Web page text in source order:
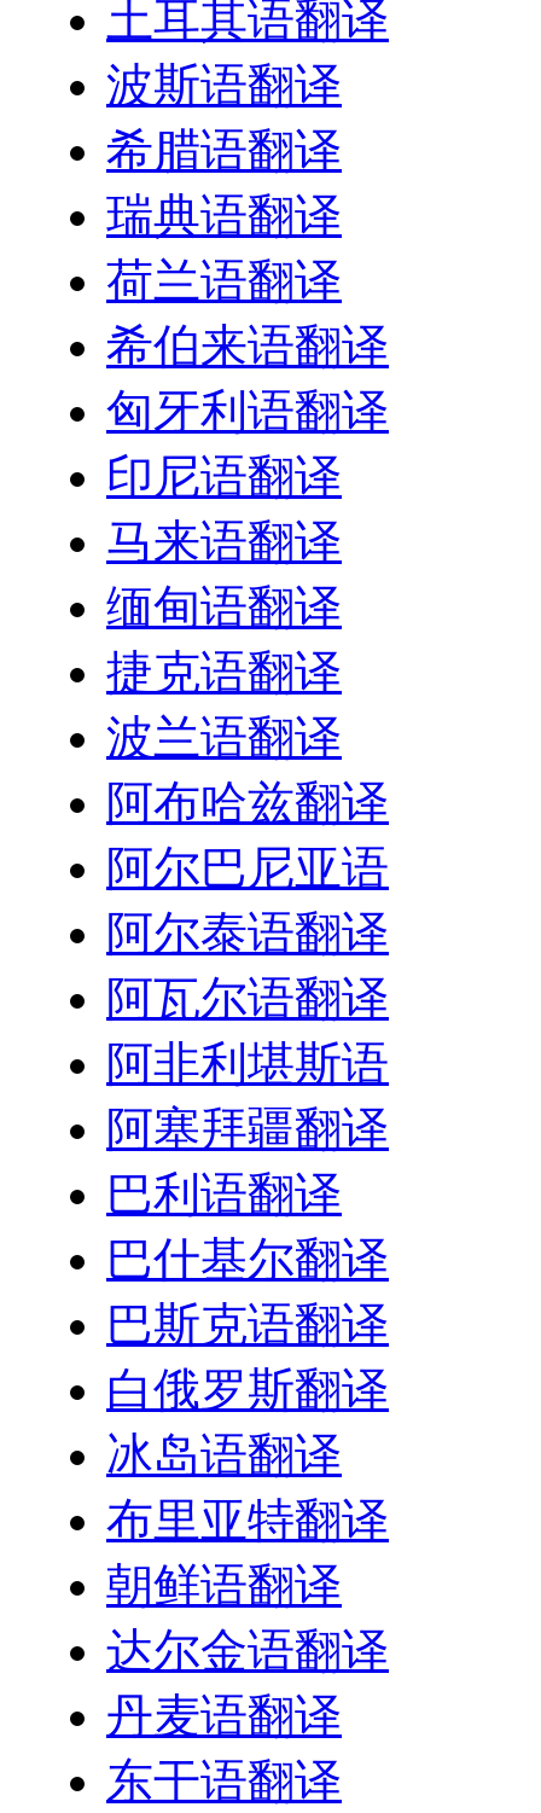
土耳其语翻译
波斯语翻译
希腊语翻译
瑞典语翻译
荷兰语翻译
希伯来语翻译
匈牙利语翻译
印尼语翻译
马来语翻译
缅甸语翻译
捷克语翻译
波兰语翻译
阿布哈兹翻译
阿尔巴尼亚语
阿尔泰语翻译
阿瓦尔语翻译
阿非利堪斯语
阿塞拜疆翻译
巴利语翻译
巴什基尔翻译
巴斯克语翻译
白俄罗斯翻译
冰岛语翻译
布里亚特翻译
朝鲜语翻译
达尔金语翻译
丹麦语翻译
东干语翻译